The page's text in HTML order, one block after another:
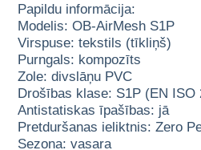
Papildu informācija:
Modelis: OB-AirMesh S1P
Virspuse: tekstils (tīkliņš)
Purngals: kompozīts
Zole: divslāņu PVC
Drošības klase: S1P (EN ISO
Antistatiskas īpašības: jā
Pretduršanas ieliktnis: Zero
Sezona: vasara